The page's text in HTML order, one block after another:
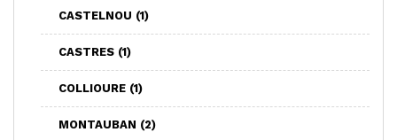
CASTELNOU (1)
CASTRES (1)
COLLIOURE (1)
MONTAUBAN (2)